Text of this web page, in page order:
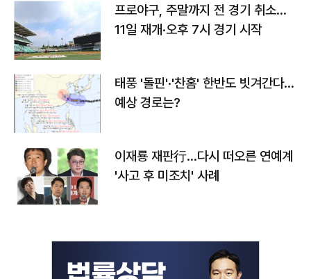
프로야구, 주말까지 전 경기 취소…
11일 재개·오후 7시 경기 시작
태풍 '돌핀'·'찬홈' 한반도 빗겨간다…
예상 경로는?
이재룡 재판行…다시 떠오른 연예계
'사고 후 미조치' 사례